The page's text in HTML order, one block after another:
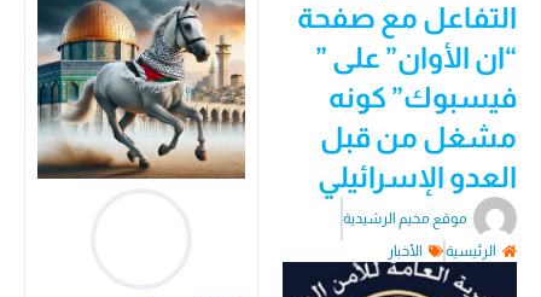
التفاعل مع صفحة
“ان الأوان” على ”
فيسبوك” كونه
مشغل من قبل
العدو الإسرائيلي
موقع مخيم الرشيدية
الرئيسية
الأخبار